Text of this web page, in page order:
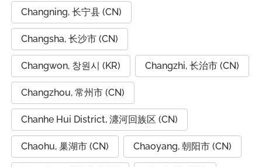
Changning, 长宁县 (CN)
Changsha, 长沙市 (CN)
Changwon, 창원시 (KR) Changzhi, 长治市 (CN)
Changzhou, 常州市 (CN)
Chanhe Hui District, 瀍河回族区 (CN)
Chaohu, 巢湖市 (CN) Chaoyang, 朝阳市 (CN)